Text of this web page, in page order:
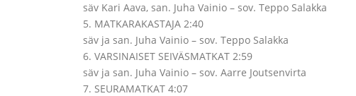
säv Kari Aava, san. Juha Vainio – sov. Teppo Salakka
5. MATKARAKASTAJA 2:40
säv ja san. Juha Vainio – sov. Teppo Salakka
6. VARSINAISET SEIVÄSMATKAT 2:59
säv ja san. Juha Vainio – sov. Aarre Joutsenvirta
7. SEURAMATKAT 4:07